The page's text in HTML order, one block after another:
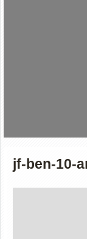
jf-ben-10-